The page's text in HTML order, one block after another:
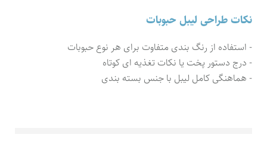
نکات طراحی لیبل حبوبات
- استفاده از رنگ بندی متفاوت برای هر نوع حبوبات
- درج دستور پخت یا نکات تغذیه ای کوتاه
- هماهنگی کامل لیبل با جنس بسته بندی